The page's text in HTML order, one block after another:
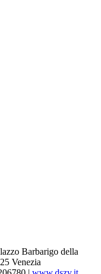
Barbarigo della
Venezia